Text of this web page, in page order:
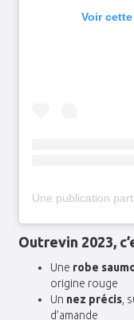
Voir
Outrevin 2023,
Une robe
origine rouge
Un nez précis ,
d’amande